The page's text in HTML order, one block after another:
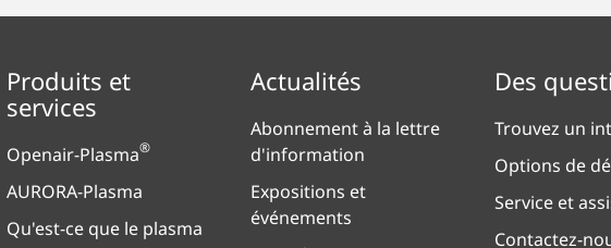
Produits et
services
Openair-Plasma®
AURORA-Plasma
Qu'est-ce que le plasma
Actualités
Abonnement à la lettre
d'information
Expositions et
événements
Des
Trouvez un
Options de
Service et
Contactez-